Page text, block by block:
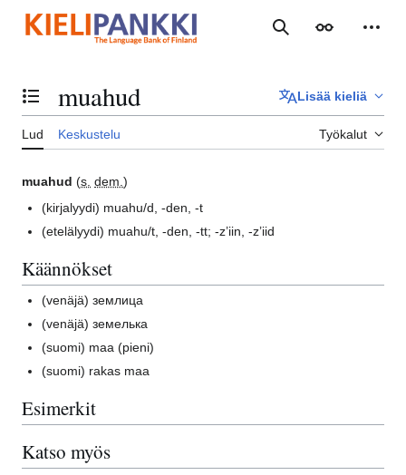
sisältöön
Haku Ulkoasu
Vaihda sisällysluettelo
muahud Lisää kieliä
Lud Keskustelu Työkalut
muahud (s. dem. )
(kirjalyydi) muahu/d, -den, -t
(etelälyydi) muahu/t, -den, -tt; -z’iin, -z’iid
Käännökset
(venäjä)землица
(venäjä)земелька
(suomi) maa (pieni)
(suomi) rakas maa
Esimerkit
Katso myös